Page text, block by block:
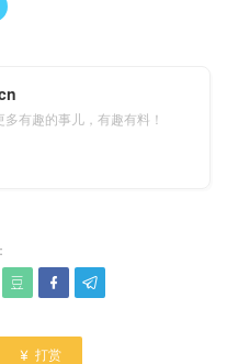
有趣的事儿，有趣有料！
  
 打赏